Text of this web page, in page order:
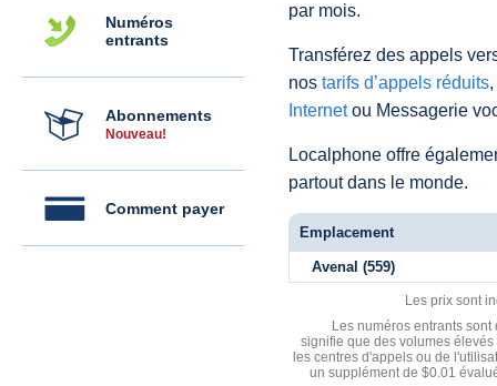
Numéros
entrants
Abonnements
Nouveau!
Comment payer
par mois.
Transférez des appels
nos tarifs d’appels réduits
Internetou Messagerie
Localphone offre
partout dans le monde.
Emplacement
Avenal (559)
Les prix sont
Les numéros entrants
signifie que des volumes
les centres d'appels ou de
un supplément de $0.01